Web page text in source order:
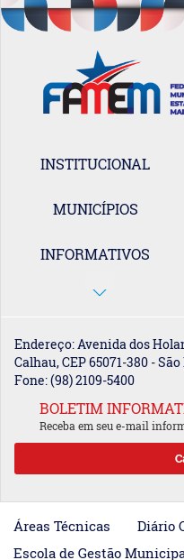
INSTITUCIONAL
MUNICÍPIOS
INFORMATIVOS
Endereço: Avenida dos
Calhau, CEP 65071-380 -
Fone: (98) 2109-5400
BOLETIM
Receba em seu e-mail
Áreas Técnicas Diário
Escola de Gestão